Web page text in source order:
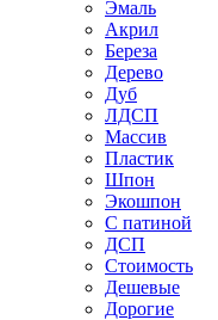
Эмаль
Акрил
Береза
Дерево
Дуб
ЛДСП
Массив
Пластик
Шпон
Экошпон
С патиной
ДСП
Стоимость
Дешевые
Дорогие